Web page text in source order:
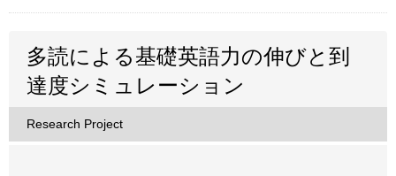
多読による基礎英語力の伸びと到
達度シミュレーション
Research Project